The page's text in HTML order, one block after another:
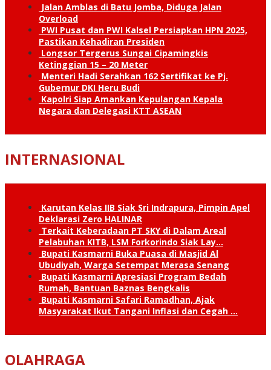
Jalan Amblas di Batu Jomba, Diduga Jalan
Overload
PWI Pusat dan PWI Kalsel Persiapkan HPN 2025,
Pastikan Kehadiran Presiden
Longsor Tergerus Sungai Cipamingkis
Ketinggian 15 – 20 Meter
Menteri Hadi Serahkan 162 Sertifikat ke Pj.
Gubernur DKI Heru Budi
Kapolri Siap Amankan Kepulangan Kepala
Negara dan Delegasi KTT ASEAN
INTERNASIONAL
Karutan Kelas IIB Siak Sri Indrapura, Pimpin Apel
Deklarasi Zero HALINAR
Terkait Keberadaan PT SKY di Dalam Areal
Pelabuhan KITB, LSM Forkorindo Siak Lay…
Bupati Kasmarni Buka Puasa di Masjid Al
Ubudiyah, Warga Setempat Merasa Senang
Bupati Kasmarni Apresiasi Program Bedah
Rumah, Bantuan Baznas Bengkalis
Bupati Kasmarni Safari Ramadhan, Ajak
Masyarakat Ikut Tangani Inflasi dan Cegah …
OLAHRAGA